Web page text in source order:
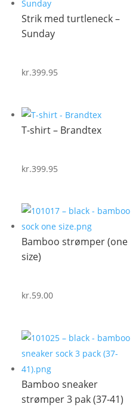
Strik med turtleneck –
Sunday
kr.399.95
T-shirt – Brandtex
kr.399.95
Bamboo strømper (one
size)
kr.59.00
Bamboo sneaker
strømper 3 pak (37-41)